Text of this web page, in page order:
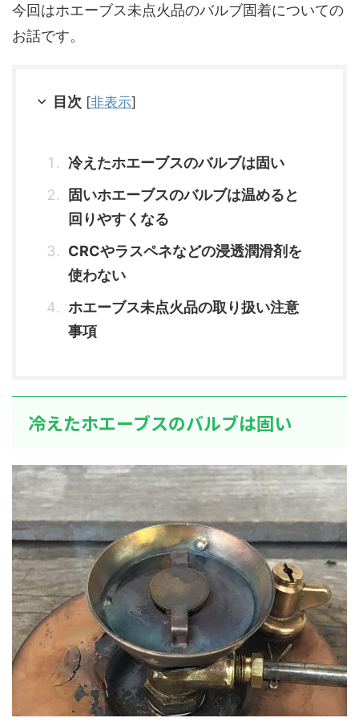
今回はホエーブス未点火品のバルブ固着についての
お話です。
目次 [非表示]
冷えたホエーブスのバルブは固い
固いホエーブスのバルブは温めると
回りやすくなる
CRCやラスペネなどの浸透潤滑剤を
使わない
ホエーブス未点火品の取り扱い注意
事項
冷えたホエーブスのバルブは固い